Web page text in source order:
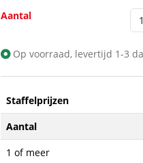
Aantal
Op voorraad, levertijd 1-3
Staffelprijzen
Aantal
1 of meer